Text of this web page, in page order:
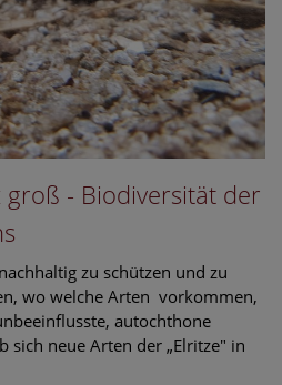
groß - Biodiversität der
zu schützen und zu
wo welche Arten vorkommen,
autochthone
sich neue Arten der „Elritze" in